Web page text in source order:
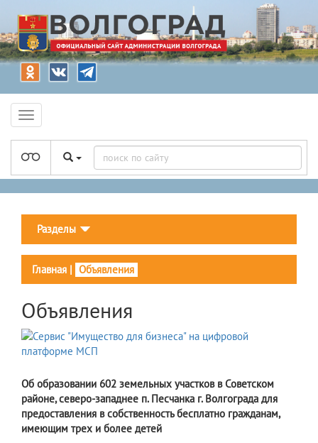
Разделы
Главная | Объявления
Объявления
Об образовании 602 земельных участков в Советском
районе, северо-западнее п. Песчанка г. Волгограда для
предоставления в собственность бесплатно гражданам,
имеющим трех и более детей